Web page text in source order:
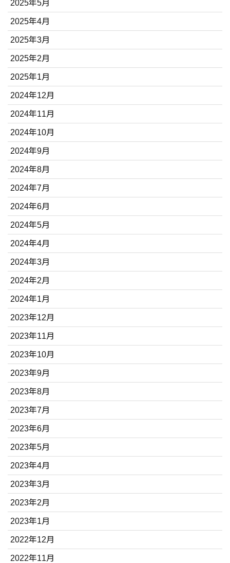
2025年5月
2025年4月
2025年3月
2025年2月
2025年1月
2024年12月
2024年11月
2024年10月
2024年9月
2024年8月
2024年7月
2024年6月
2024年5月
2024年4月
2024年3月
2024年2月
2024年1月
2023年12月
2023年11月
2023年10月
2023年9月
2023年8月
2023年7月
2023年6月
2023年5月
2023年4月
2023年3月
2023年2月
2023年1月
2022年12月
2022年11月